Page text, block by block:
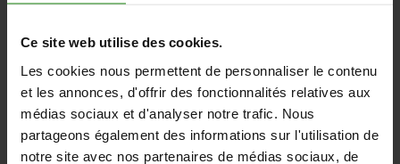
Ce site web utilise des cookies.
Les cookies nous permettent de personnaliser le contenu
et les annonces, d'offrir des fonctionnalités relatives aux
médias sociaux et d'analyser notre trafic. Nous
partageons également des informations sur l'utilisation de
notre site avec nos partenaires de médias sociaux, de
07300-03